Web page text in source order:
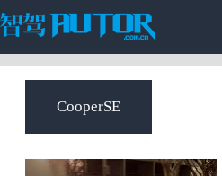
CooperSE